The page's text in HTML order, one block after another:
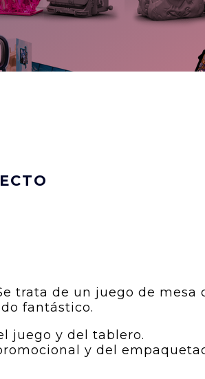
trata de un juego de
fantástico.
juego y del tablero.
y del